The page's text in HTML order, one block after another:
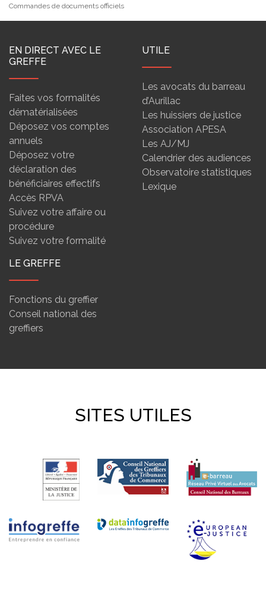
Commandes de documents officiels
EN DIRECT AVEC LE
GREFFE
Faites vos formalités
dématérialisées
Déposez vos comptes
annuels
Déposez votre
déclaration des
bénéficiaires effectifs
Accès RPVA
Suivez votre affaire ou
procédure
Suivez votre formalité
UTILE
Les avocats du barreau
d’Aurillac
Les huissiers de justice
Association APESA
Les AJ/MJ
Calendrier des audiences
Observatoire statistiques
Lexique
LE GREFFE
Fonctions du greffier
Conseil national des
greffiers
SITES UTILES